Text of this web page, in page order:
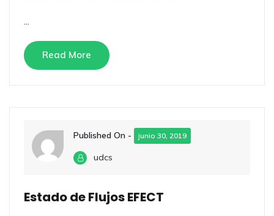
Read More
Published On - junio 30, 2019
udcs
Estado de Flujos EFECT